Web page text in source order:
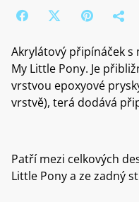
Akrylátový připínáček s
My Little Pony. Je
vrstvou epoxyové
vrstvě), terá dodává
Patří mezi celkových
Little Pony a ze zadný